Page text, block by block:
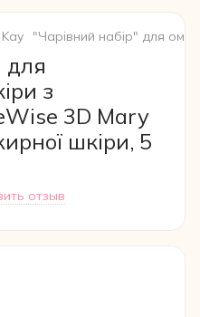
"Чарівний набір" для
для
з
3D Mary
шкіри, 5
отзыв